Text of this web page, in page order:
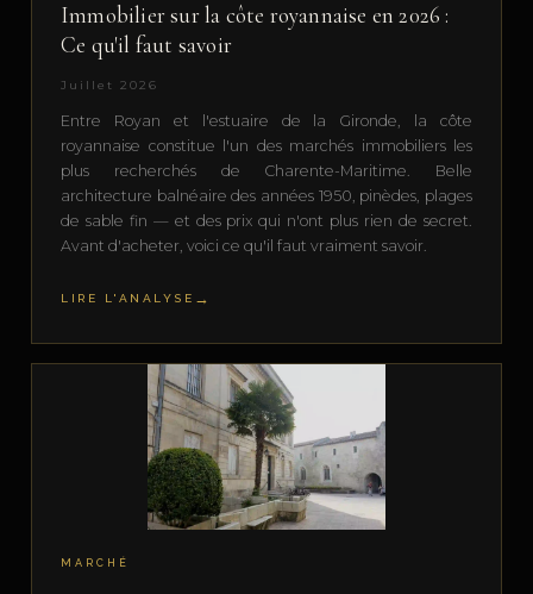
Immobilier sur la côte royannaise en 2026 :
Ce qu'il faut savoir
Juillet 2026
Entre Royan et l'estuaire de la Gironde, la côte
royannaise constitue l'un des marchés immobiliers les
plus recherchés de Charente-Maritime. Belle
architecture balnéaire des années 1950, pinèdes, plages
de sable fin — et des prix qui n'ont plus rien de secret.
Avant d'acheter, voici ce qu'il faut vraiment savoir.
LIRE L'ANALYSE
MARCHÉ